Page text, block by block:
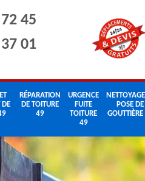
45
01
RÉPARATION
DE TOITURE
49
URGENCE
FUITE
TOITURE
49
POSE DE